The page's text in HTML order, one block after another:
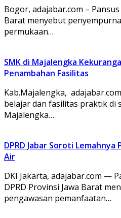
Bogor, adajabar.com – Pansus
Barat menyebut
permukaan…
SMK di Majalengka
Penambahan Fasilitas
Kab.Majalengka,
belajar dan fasilitas praktik di
Majalengka…
DPRD Jabar Soroti
Air
DKI Jakarta, adajabar.com —
DPRD Provinsi Jawa Barat
pengawasan pemanfaatan…